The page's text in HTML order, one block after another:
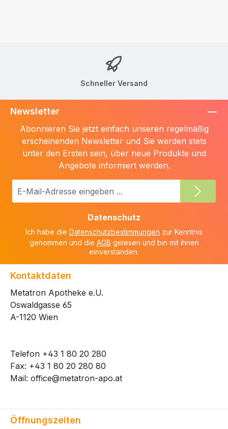
Schneller Versand
Newsletter
Abonnieren Sie jetzt einfach unseren regelmäßig
erscheinenden Newsletter und Sie werden stets
unter den Ersten sein, über neue Produkte und
Angebote informiert werden.
E-
Datenschutz
Ich habe die Datenschutzbestimmungen zur Kenntnis
genommen und die AGB gelesen und bin mit ihnen
einverstanden.
Kontaktdaten
Metatron Apotheke e.U.
Oswaldgasse 65
A-1120 Wien
Telefon +43 1 80 20 280
Fax: +43 1 80 20 280 80
Mail: office@metatron-apo.at
Öffnungszeiten